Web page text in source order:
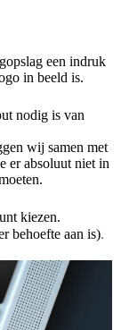
een indruk
in beeld is.
nodig is van
wij samen met
er absoluut niet in
kiezen.
behoefte aan is).